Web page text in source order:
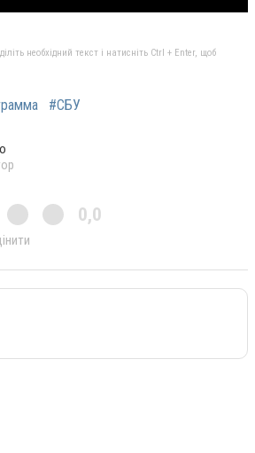
необхідний текст і натисніть Ctrl + Enter, щоб
#СБУ
0,0